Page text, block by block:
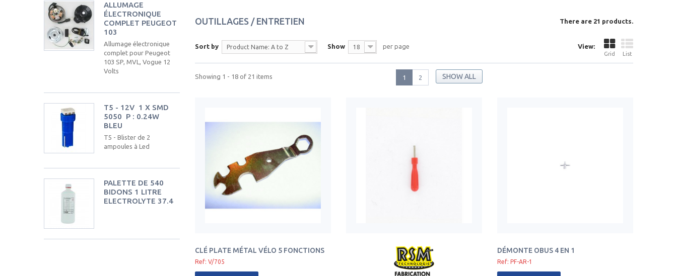
OUTILLAGES / ENTRETIEN There are 21 products.
View:
Grid List
Sort by Product Name: A to Z Show 18 per page
SHOW ALL
1 2
Showing 1 - 18 of 21 items
CLÉ PLATE MÉTAL VÉLO 5 FONCTIONS
Ref: V/705
DÉMONTE OBUS 4 EN 1
Ref: PF-AR-1
ALLUMAGE
ÉLECTRONIQUE
COMPLET PEUGEOT
103
Allumage électronique
complet pour Peugeot
103 SP, MVL, Vogue 12
Volts
T5 - 12V  1 X SMD
5050  P : 0.24W 
BLEU
T5 - Blister de 2
ampoules à Led
PALETTE DE 540
BIDONS 1 LITRE
ELECTROLYTE 37.4